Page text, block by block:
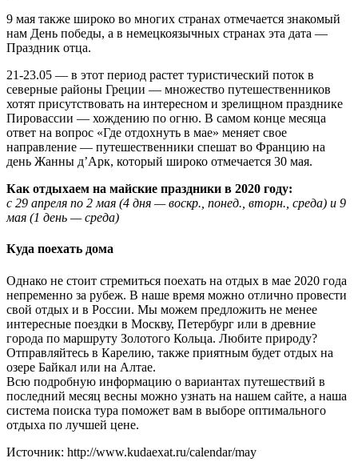
9 мая также широко во многих странах отмечается знакомый
нам День победы, а в немецкоязычных странах эта дата —
Праздник отца.
21-23.05 — в этот период растет туристический поток в
северные районы Греции — множество путешественников
хотят присутствовать на интересном и зрелищном празднике
Пировассии — хождению по огню. В самом конце месяца
ответ на вопрос «Где отдохнуть в мае» меняет свое
направление — путешественники спешат во Францию на
день Жанны д’Арк, который широко отмечается 30 мая.
Как отдыхаем на майские праздники в 2020 году:
с 29 апреля по 2 мая (4 дня — воскр., понед., вторн., среда) и 9
мая (1 день — среда)
Куда поехать дома
Однако не стоит стремиться поехать на отдых в мае 2020 года
непременно за рубеж. В наше время можно отлично провести
свой отдых и в России. Мы можем предложить не менее
интересные поездки в Москву, Петербург или в древние
города по маршруту Золотого Кольца. Любите природу?
Отправляйтесь в Карелию, также приятным будет отдых на
озере Байкал или на Алтае.
Всю подробную информацию о вариантах путешествий в
последний месяц весны можно узнать на нашем сайте, а наша
система поиска тура поможет вам в выборе оптимального
отдыха по лучшей цене.
Источник: http://www.kudaexat.ru/calendar/may